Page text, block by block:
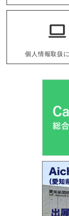
個人情報取扱